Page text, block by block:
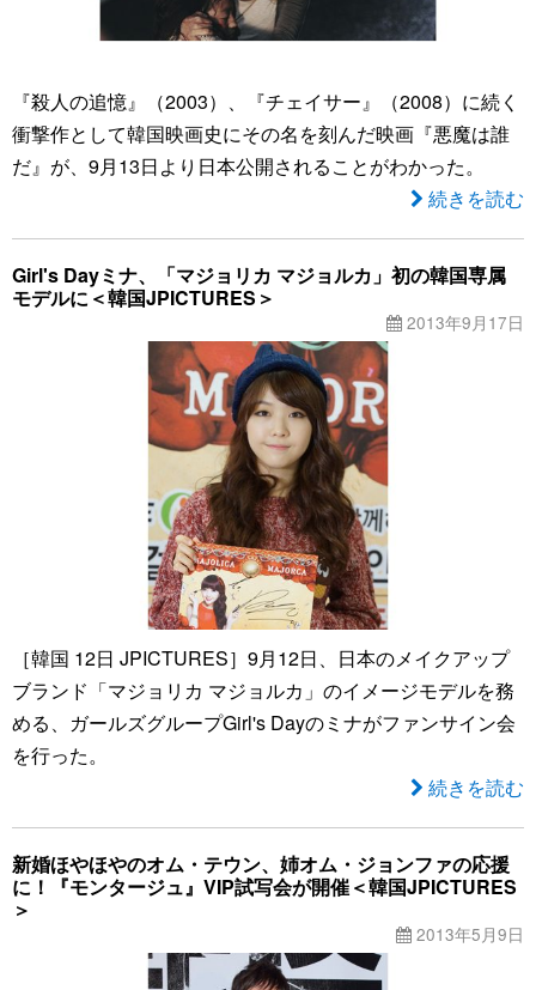
『殺人の追憶』（2003）、『チェイサー』（2008）に続く
衝撃作として韓国映画史にその名を刻んだ映画『悪魔は誰
だ』が、9月13日より日本公開されることがわかった。
続きを読む
Girl's Dayミナ、「マジョリカ マジョルカ」初の韓国専属
モデルに＜韓国JPICTURES＞
2013年9月17日
［韓国 12日 JPICTURES］9月12日、日本のメイクアップ
ブランド「マジョリカ マジョルカ」のイメージモデルを務
める、ガールズグループGirl's Dayのミナがファンサイン会
を行った。
続きを読む
新婚ほやほやのオム・テウン、姉オム・ジョンファの応援
に！『モンタージュ』VIP試写会が開催＜韓国JPICTURES
＞
2013年5月9日